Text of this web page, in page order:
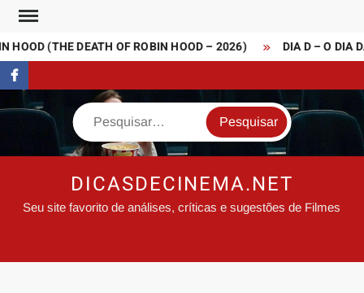
Skip
content(THE DEATH OF ROBIN HOOD – 2026) DIA D – O DIA
FaceBook
Search
DICASDECINEMA.NET
Seu site favorito de análises, críticas e sugestões de Filmes